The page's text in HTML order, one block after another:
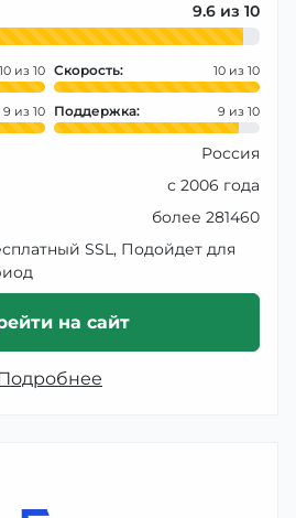
9.6
10 Скорость: 10
9 Поддержка: 9
Россия
с 2006 года
более 281460
SSL, Подойдет для
на сайт